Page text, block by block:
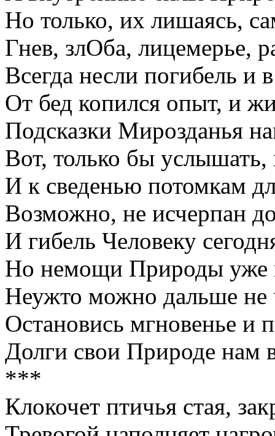
Но только, их лишаясь,
Гнев, злОба, лицемерье,
Всегда несли погибель и
От бед копился опыт, и
Подсказки Мирозданья
Вот, только бы услышать,
И к сведенью потомкам
Возможно, не исчерпан
И гибель Человеку
Но немощи Природы уже
Неужто можно дальше не
Остановись мгновенье и
Долги свои Природе нам
***
Клокочет птичья стая,